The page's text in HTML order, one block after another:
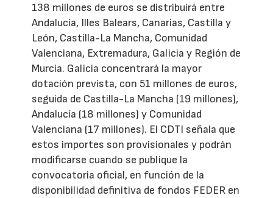
138 millones de euros se distribuirá entre
Andalucía, Illes Balears, Canarias, Castilla y
León, Castilla-La Mancha, Comunidad
Valenciana, Extremadura, Galicia y Región de
Murcia. Galicia concentrará la mayor
dotación prevista, con 51 millones de euros,
seguida de Castilla-La Mancha (19 millones),
Andalucía (18 millones) y Comunidad
Valenciana (17 millones). El CDTI señala que
estos importes son provisionales y podrán
modificarse cuando se publique la
convocatoria oficial, en función de la
disponibilidad definitiva de fondos FEDER en